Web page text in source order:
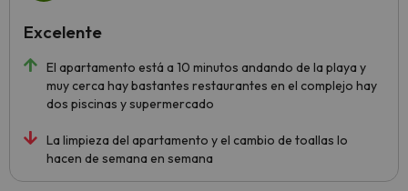
El apartamento está a 10 minutos andando de la playa y
muy cerca hay bastantes restaurantes en el complejo hay
dos piscinas y supermercado
La limpieza del apartamento y el cambio de toallas lo
hacen de semana en semana
Excelente